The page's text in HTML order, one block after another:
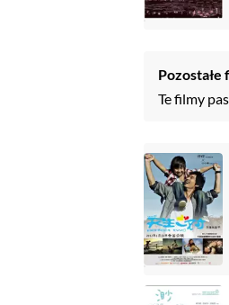
Pozostałe
Te filmy